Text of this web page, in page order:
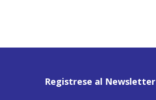
Registrese al Newsletter